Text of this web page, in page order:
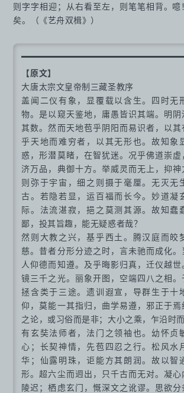
则字字相迎；从右看至左，则笔笔相背。
矣。（《艺舟双楫》）
【原文】
大唐太宗文皇帝制三藏圣教序
盖闻二仪有象，显覆载以含生。四时无
物。是以窥天鉴地，庸愚皆识其端。明阴
其数。然而天地苞乎阴阳而易识者，以其
乎天地而难穷者，以其无形也。故知象
惑，形潜莫睹，在智犹迷。况乎佛道崇虚
济万品，典御十方。举威灵而无上，抑神
则弥于宇宙，细之则摄于毫厘。无灭无
古。若隐若显，运百福而长今。妙道凝
际。法流湛寂，挹之莫测其源。故知蠢
鄙，投其旨趣，能无疑惑者哉？
然则大教之兴，基乎西土。腾汉庭而皎
慈。昔者分形分迹之时，言未驰而成化。
人仰德而知遵。及乎晦影归真，迁仪越
镜三千之光。丽象开图，空端四八之相。
拯含类于三途。遗训遐宣，导群生于十
仰，莫能一其指归，曲学易遵，邪正于焉
之论，或习俗而是非；大小之乘，乍沿时而
有玄奘法师者，法门之领袖也。幼怀贞
心；长契神情，先苞四忍之行。松风水
华；仙露明珠，讵能方其朗润。故以智
形。超六尘而迥出，只千古而无对。凝心
陵迟；栖虑玄门，慨深文之讹谬。思欲